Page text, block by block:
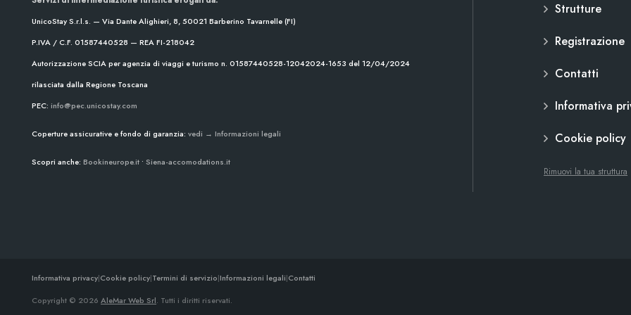
UnicoStay S.r.l.s. — Via Dante Alighieri, 8, 50021 Barberino Tavarnelle (FI)
P.IVA / C.F. 01587440528 — REA FI-218042
Autorizzazione SCIA per agenzia di viaggi e turismo n. 01587440528-12042024-1653 del 12/04/2024
rilasciata dalla Regione Toscana
PEC: info@pec.unicostay.com
Coperture assicurative e fondo di garanzia: vedi → Informazioni legali
Scopri anche: Bookineurope.it • Siena-accomodations.it
Strutture
Registrazione
Contatti
Informativa
Cookie policy
Rimuovi la tua struttura
Informativa privacy|Cookie policy|Termini di servizio|Informazioni legali|Contatti
Copyright © 2026 AleMar Web Srl. Tutti i diritti riservati.